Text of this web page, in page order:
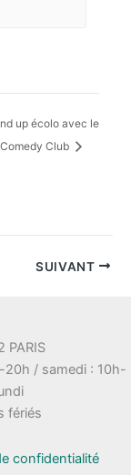
up écolo avec le
Club
SUIVANT
PARIS
20h / samedi : 10h-
fériés
confidentialité